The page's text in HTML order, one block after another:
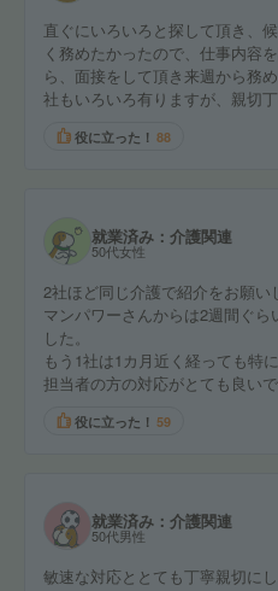
直ぐにいろいろと探して頂き、
く務めたかったので、仕事内容
ら、面接をして頂き来週から務
社もいろいろ有りますが、親切
役に立った！ 88
就業済み：介護関連
50代女性
2社ほど同じ介護で紹介をお願い
マンパワーさんからは2週間ぐ
した。
もう1社は1カ月近く経っても特
担当者の方の対応がとても良いで
役に立った！ 59
就業済み：介護関連
50代男性
敏速な対応ととても丁寧親切に